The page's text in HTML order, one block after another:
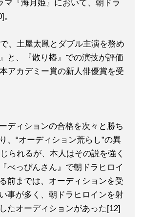
マ『海月姫』において、朝ドラ
、土屋太鳳とダブル主演を務め
と、『散り椿』での演技が評価
アカデミー賞の新人俳優賞を受
ディションの合格を次々と勝ち
、“オーディション荒らし”の異
られるが、本人はその説を強く
べっぴんさん』で朝ドラヒロイ
前までは、オーディションを受
事が多く、朝ドラヒロインを射
たオーディションがあった[12]